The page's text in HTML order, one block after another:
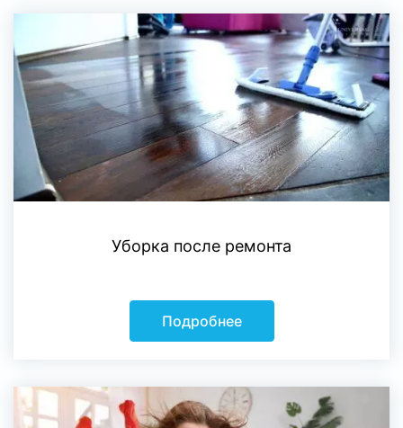
Уборка после ремонта
Подробнее